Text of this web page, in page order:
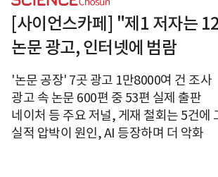
[사이언스카페] "제1 저자는
논문 광고, 인터넷에 범람
'논문 공장' 7곳 광고 1만8000여 건 조사
광고 속 논문 600편 중 53편 실제 출판
네이처 등 주요 저널, 게재 철회는 5건에
실적 압박이 원인, AI 등장하며 더 악화